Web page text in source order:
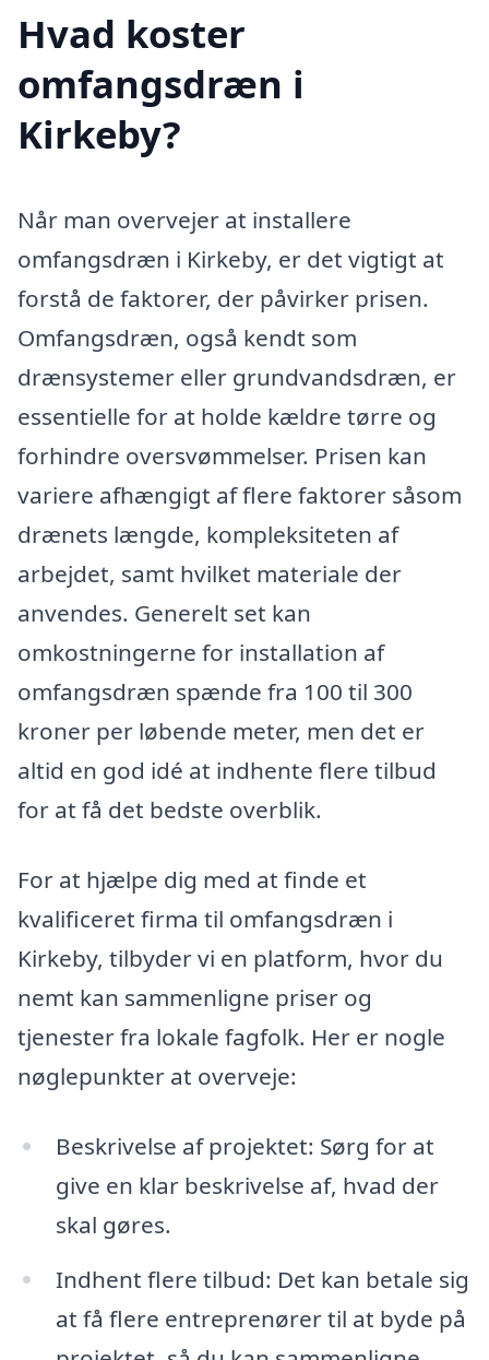
Hvad koster
omfangsdræn i
Kirkeby?
Når man overvejer at installere
omfangsdræn i Kirkeby, er det vigtigt at
forstå de faktorer, der påvirker prisen.
Omfangsdræn, også kendt som
drænsystemer eller grundvandsdræn, er
essentielle for at holde kældre tørre og
forhindre oversvømmelser. Prisen kan
variere afhængigt af flere faktorer såsom
drænets længde, kompleksiteten af
arbejdet, samt hvilket materiale der
anvendes. Generelt set kan
omkostningerne for installation af
omfangsdræn spænde fra 100 til 300
kroner per løbende meter, men det er
altid en god idé at indhente flere tilbud
for at få det bedste overblik.
For at hjælpe dig med at finde et
kvalificeret firma til omfangsdræn i
Kirkeby, tilbyder vi en platform, hvor du
nemt kan sammenligne priser og
tjenester fra lokale fagfolk. Her er nogle
nøglepunkter at overveje:
Beskrivelse af projektet: Sørg for at
give en klar beskrivelse af, hvad der
skal gøres.
Indhent flere tilbud: Det kan betale sig
at få flere entreprenører til at byde på